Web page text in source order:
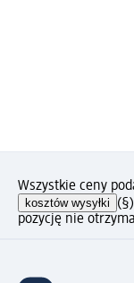
Wszystkie ceny
kosztów wysyłki
pozycję nie